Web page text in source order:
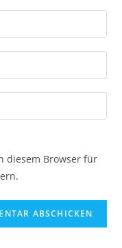
diesem Browser für